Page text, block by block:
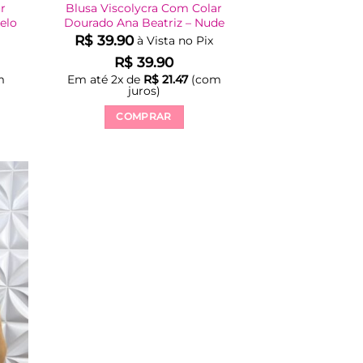
Blusa Viscolycra Com Colar
Dourado Ana Beatriz – Nude
R$ 39.90 à Vista no Pix
R$ 39.90
Em até 2x de R$21.47(com
juros)
COMPRAR